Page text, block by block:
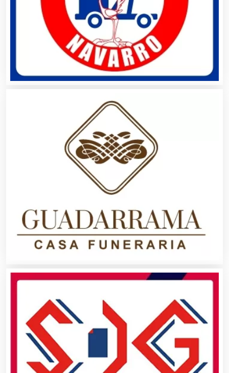
Cajas de Ahorro
Cámaras de Comercio
Camiones para Fletes
Cancelería de Aluminio
Carnicerías
Carpinterías
Centros Comerciales
Centros de Espectáculos